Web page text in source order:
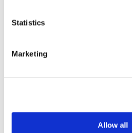
Statistics
Marketing
Allow all